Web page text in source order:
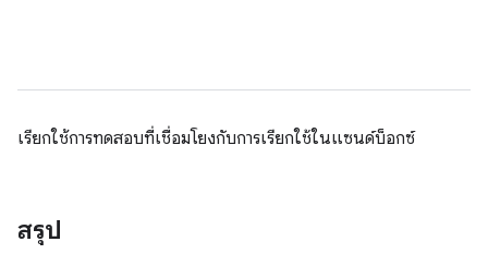
เรียกใช้การทดสอบที่เชื่อมโยงกับการเรียกใช้ในแซนด์บ็อกซ์
สรุป